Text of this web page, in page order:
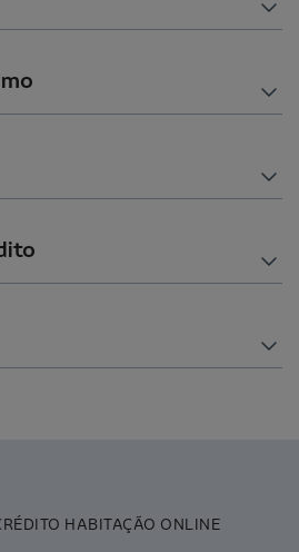
HABITAÇÃO ONLINE